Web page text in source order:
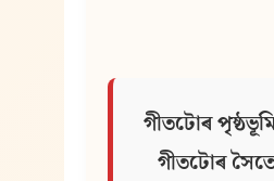
গীতটোৰ
গীতটোৰ